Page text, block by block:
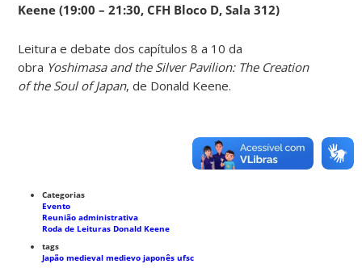
Keene (19:00 – 21:30, CFH Bloco D, Sala 312)
Leitura e debate dos capítulos 8 a 10 da
obra Yoshimasa and the Silver Pavilion: The Creation
of the Soul of Japan, de Donald Keene.
Categorias
Evento
Reunião administrativa
Roda de Leituras Donald Keene
tags
Japão medievalmedievo japonêsufsc